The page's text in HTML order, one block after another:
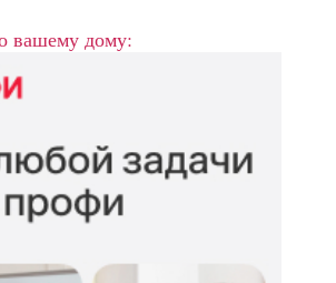
вашему дому: